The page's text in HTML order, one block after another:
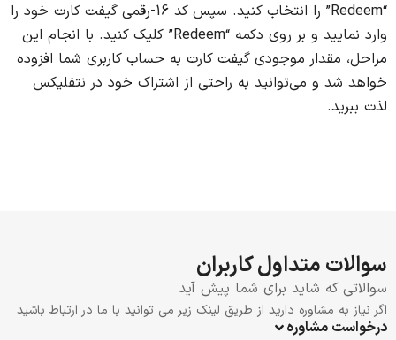
“Redeem” را انتخاب کنید. سپس کد 16-رقمی گیفت کارت خود را
وارد نمایید و بر روی دکمه “Redeem” کلیک کنید. با انجام این
مراحل، مقدار موجودی گیفت کارت به حساب کاربری شما افزوده
خواهد شد و می‌توانید به راحتی از اشتراک خود در نتفلیکس
لذت ببرید.
سوالات متداول کاربران
سوالاتی که شاید برای شما پیش آید
اگر نیاز به مشاوره دارید از طریق لینک زیر می توانید با ما در ارتباط باشید
درخواست مشاوره